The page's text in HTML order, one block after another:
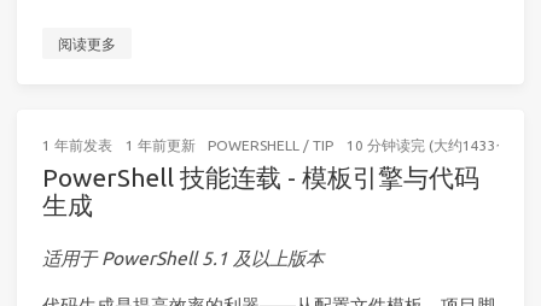
阅读更多
1 年前发表 1 年前更新 POWERSHELL / TIP 10 分钟读完 (大约1433个字)
PowerShell 技能连载 - 模板引擎与代码
生成
适用于 PowerShell 5.1 及以上版本